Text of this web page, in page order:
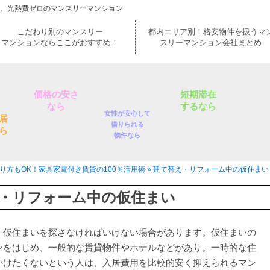
光熱費ゼロのマンスリーマンション
こだわり別のマンスリー
マンションならここがおすすめ！
都内エリア別！格安物件を扱うマ
スリーマンション会社まとめ
価格の安さ
なら
女性が安心して
借りられる
物件なら
短期滞在
するなら
方もOK！家具家電付き賃貸の100％活用術 » 建て替え・リフォーム中の仮住まい
リフォーム中の仮住まい
住まいを探さなければいけない場合があります。仮住まいの
はじめ、一般的な賃貸物件やホテルなどがあり。一時的な住
たくないという人は、入居費用を比較的安く抑えられるマン